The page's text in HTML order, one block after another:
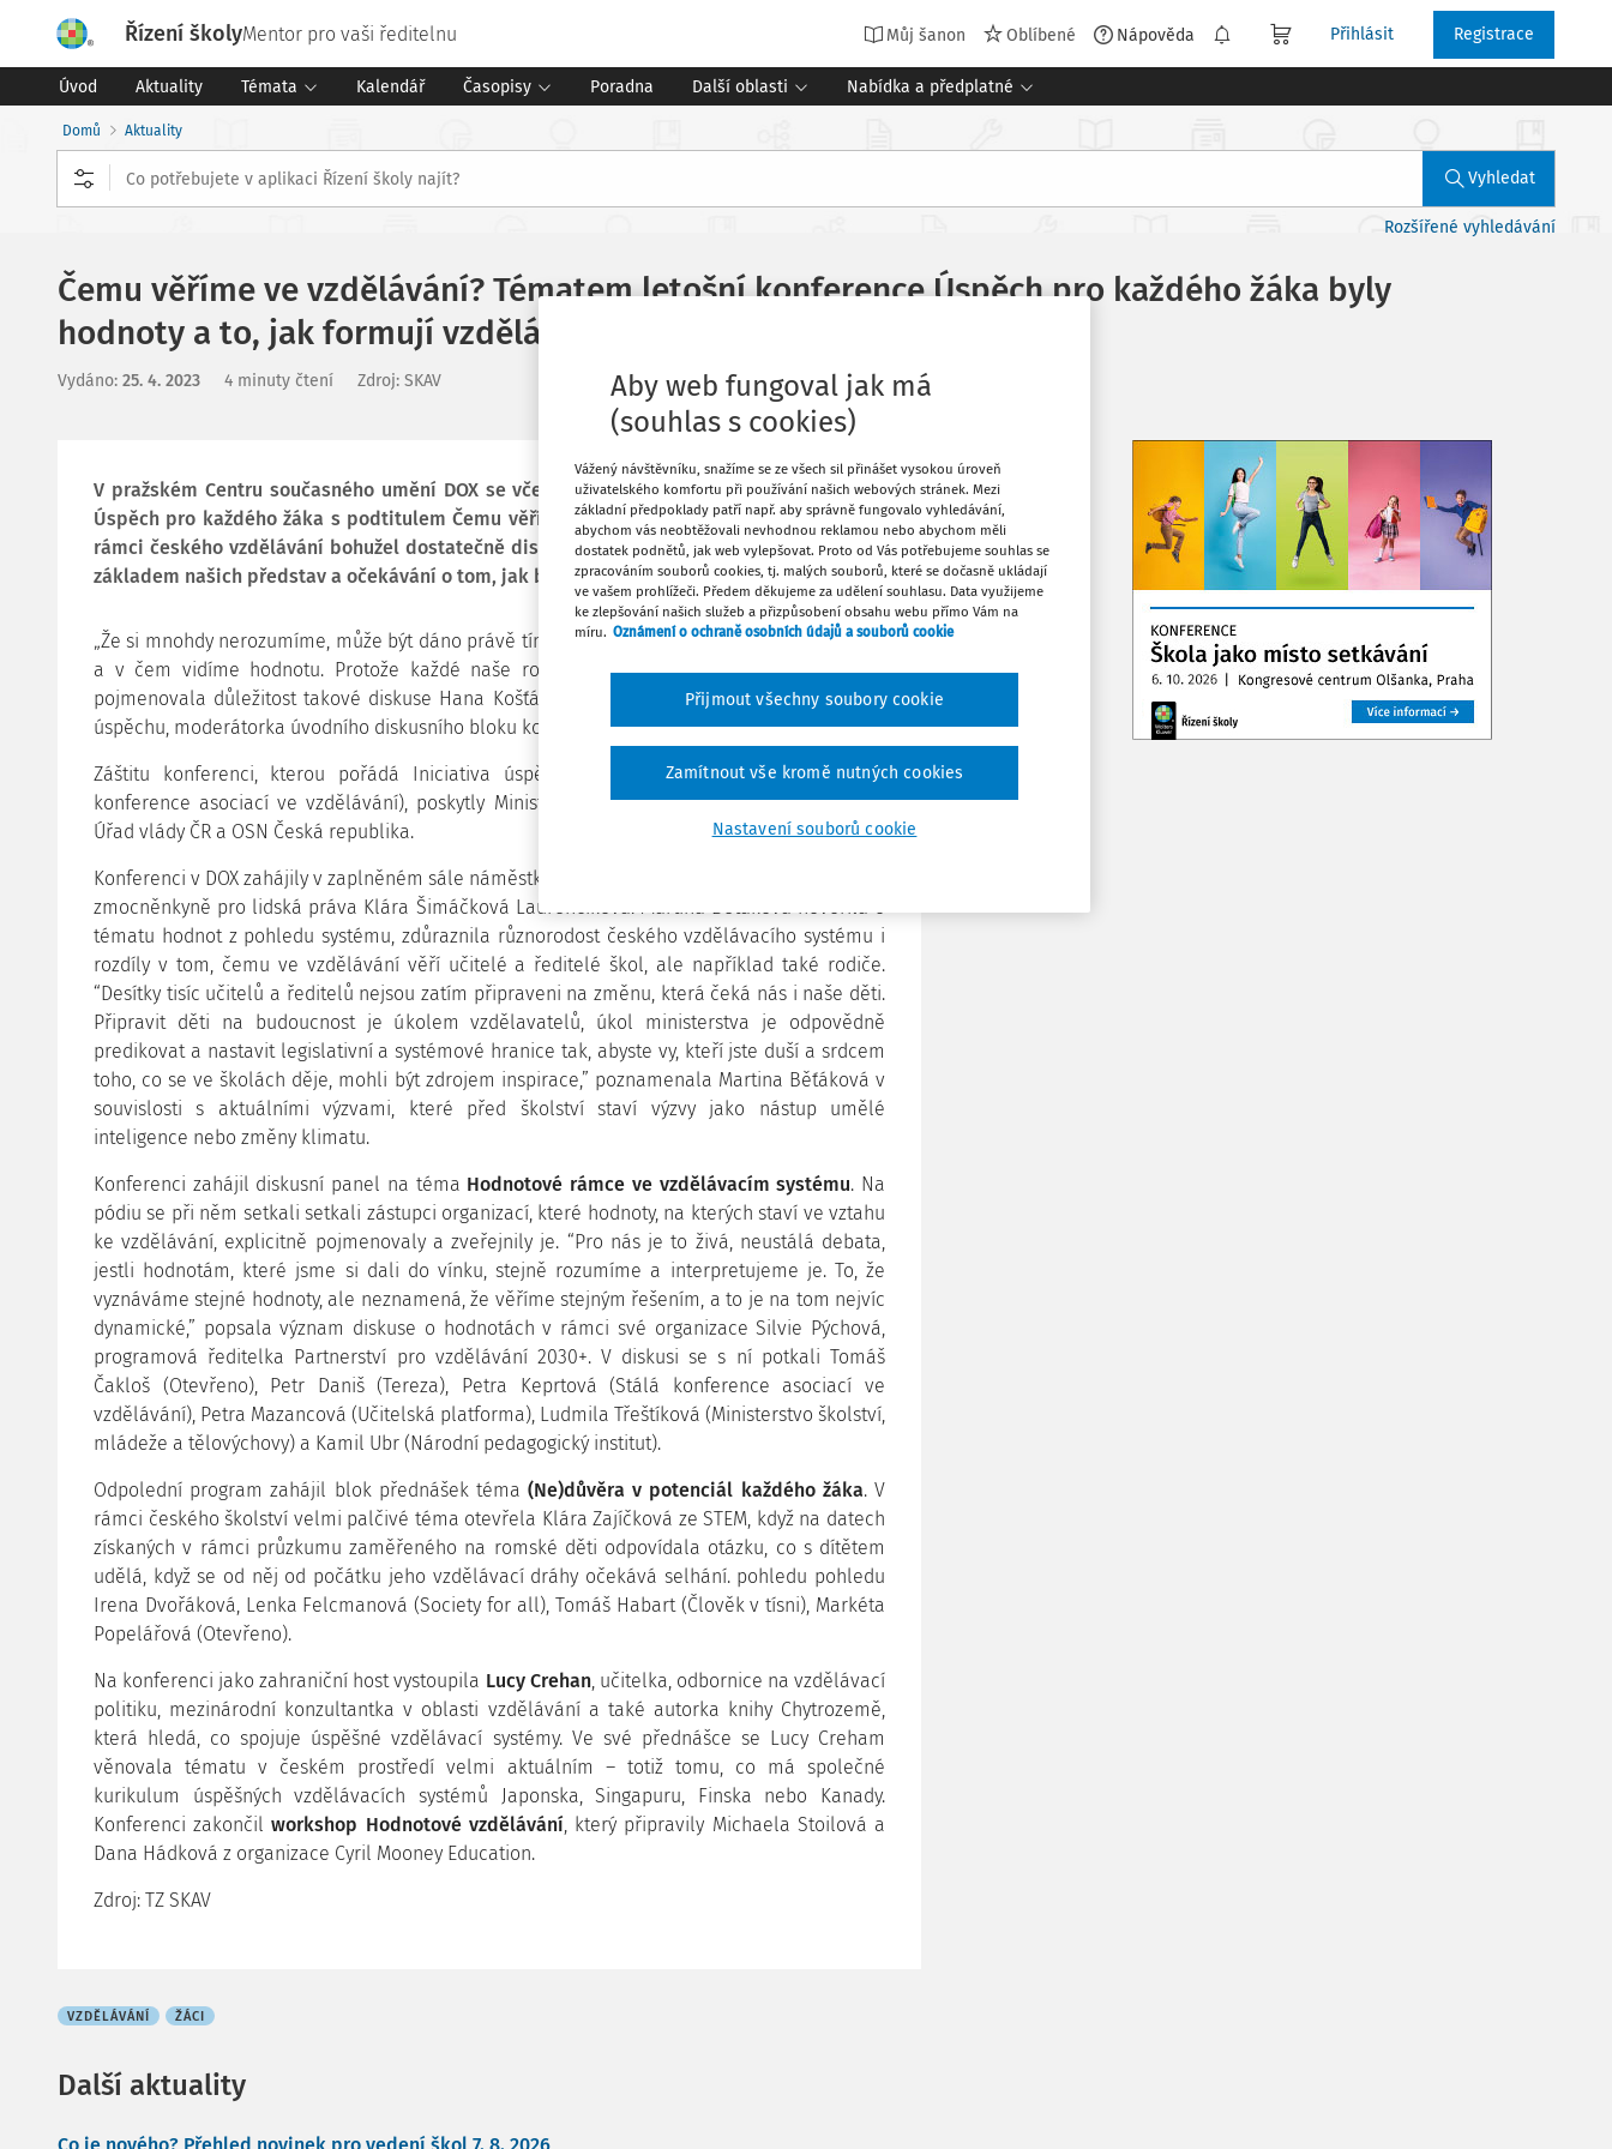
Řízení školyMentor pro vaši ředitelnu Můj šanon Oblíbené Nápověda Přihlásit Registrace
Úvod Aktuality Témata Kalendář Časopisy Poradna Další oblasti Nabídka a předplatné
Domů Aktuality
Vyhledat
Rozšířené vyhledávání
Čemu věříme ve vzdělávání? Tématem letošní konference Úspěch pro každého žáka byly
hodnoty a to, jak formují vzdělávací systém
Vydáno: 25. 4. 2023 4 minuty čtení Zdroj: SKAV
V pražském Centru současného umění DOX se včera uskutečnil již 11. ročník konference
Úspěch pro každého žáka s podtitulem Čemu věříme ve vzdělávání. Téma hodnot není v
rámci českého vzdělávání bohužel dostatečně diskutováno, přestože právě hodnoty jsou
základem našich představ a očekávání o tom, jak by měl vzdělávací systém vypadat.
„Že si mnohdy nerozumíme, může být dáno právě tím, že málo mluvíme o tom, čemu věříme
a v čem vidíme hodnotu. Protože každé naše rozhodnutí, každá volba z toho vychází,“
pojmenovala důležitost takové diskuse Hana Košťálová z organizace Pomáháme školám k
úspěchu, moderátorka úvodního diskusního bloku konference.
Záštitu konferenci, kterou pořádá Iniciativa úspěch pro každého žáka a SKAV (Stálá
konference asociací ve vzdělávání), poskytly Ministerstvo školství, mládeže a tělovýchovy,
Úřad vlády ČR a OSN Česká republika.
Konferenci v DOX zahájily v zaplněném sále náměstkyně ministra školství Martina Běťáková a
zmocněnkyně pro lidská práva Klára Šimáčková Laurenčíková. Martina Běťáková hovořila o
tématu hodnot z pohledu systému, zdůraznila různorodost českého vzdělávacího systému i
rozdíly v tom, čemu ve vzdělávání věří učitelé a ředitelé škol, ale například také rodiče.
“Desítky tisíc učitelů a ředitelů nejsou zatím připraveni na změnu, která čeká nás i naše děti.
Připravit děti na budoucnost je úkolem vzdělavatelů, úkol ministerstva je odpovědně
predikovat a nastavit legislativní a systémové hranice tak, abyste vy, kteří jste duší a srdcem
toho, co se ve školách děje, mohli být zdrojem inspirace,” poznamenala Martina Běťáková v
souvislosti s aktuálními výzvami, které před školství staví výzvy jako nástup umělé
inteligence nebo změny klimatu.
Konferenci zahájil diskusní panel na téma Hodnotové rámce ve vzdělávacím systému. Na
pódiu se při něm setkali setkali zástupci organizací, které hodnoty, na kterých staví ve vztahu
ke vzdělávání, explicitně pojmenovaly a zveřejnily je. “Pro nás je to živá, neustálá debata,
jestli hodnotám, které jsme si dali do vínku, stejně rozumíme a interpretujeme je. To, že
vyznáváme stejné hodnoty, ale neznamená, že věříme stejným řešením, a to je na tom nejvíc
dynamické,” popsala význam diskuse o hodnotách v rámci své organizace Silvie Pýchová,
programová ředitelka Partnerství pro vzdělávání 2030+. V diskusi se s ní potkali Tomáš
Čakloš (Otevřeno), Petr Daniš (Tereza), Petra Keprtová (Stálá konference asociací ve
vzdělávání), Petra Mazancová (Učitelská platforma), Ludmila Třeštíková (Ministerstvo školství,
mládeže a tělovýchovy) a Kamil Ubr (Národní pedagogický institut).
Odpolední program zahájil blok přednášek téma(Ne)důvěra v potenciál každého žáka. V
rámci českého školství velmi palčivé téma otevřela Klára Zajíčková ze STEM, když na datech
získaných v rámci průzkumu zaměřeného na romské děti odpovídala otázku, co s dítětem
udělá, když se od něj od počátku jeho vzdělávací dráhy očekává selhání. pohledu pohledu
Irena Dvořáková, Lenka Felcmanová (Society for all), Tomáš Habart (Člověk v tísni), Markéta
Popelářová (Otevřeno).
Na konferenci jako zahraniční host vystoupila Lucy Crehan, učitelka, odbornice na vzdělávací
politiku, mezinárodní konzultantka v oblasti vzdělávání a také autorka knihy Chytrozemě,
která hledá, co spojuje úspěšné vzdělávací systémy. Ve své přednášce se Lucy Creham
věnovala tématu v českém prostředí velmi aktuálním – totiž tomu, co má společné
kurikulum úspěšných vzdělávacích systémů Japonska, Singapuru, Finska nebo Kanady.
Konferenci zakončilworkshop Hodnotové vzdělávání, který připravily Michaela Stoilová a
Dana Hádková z organizace Cyril Mooney Education.
Zdroj: TZ SKAV
VZDĚLÁVÁNÍ ŽÁCI
Další aktuality
Oblíbené
Stáhnout
Aby web fungoval jak má
(souhlas s cookies)
Vážený návštěvníku, snažíme se ze všech sil přinášet vysokou úroveň
uživatelského komfortu při používání našich webových stránek. Mezi
základní předpoklady patří např. aby správně fungovalo vyhledávání,
abychom vás neobtěžovali nevhodnou reklamou nebo abychom měli
dostatek podnětů, jak web vylepšovat. Proto od Vás potřebujeme souhlas se
zpracováním souborů cookies, tj. malých souborů, které se dočasně ukládají
ve vašem prohlížeči. Předem děkujeme za udělení souhlasu. Data využijeme
ke zlepšování našich služeb a přizpůsobení obsahu webu přímo Vám na
míru. Oznámení o ochraně osobních údajů a souborů cookie
Nastavení souborů cookie
Zamítnout vše kromě nutných cookies
Přijmout všechny soubory cookie